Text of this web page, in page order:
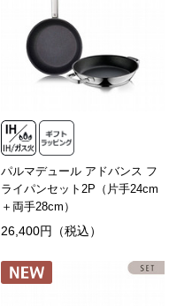
パルマデュール アドバンス フ
ライパンセット2P（片手24cm
＋両手28cm）
26,400円（税込）